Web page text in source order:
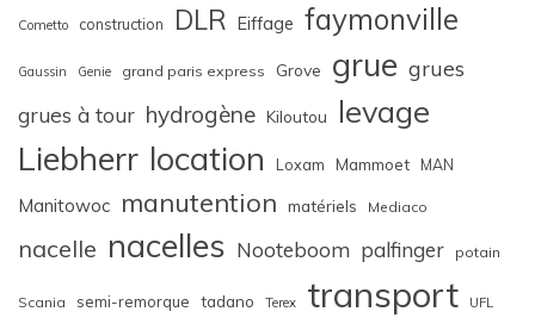
Cometto construction DLR Eiffage faymonville
Gaussin Genie grand paris express Grove grue grues
grues à tour hydrogène Kiloutou levage
Liebherr location Loxam Mammoet MAN
Manitowoc manutention matériels Mediaco
nacelle nacelles Nooteboom palfinger potain
Scania semi-remorque tadano Terex transport UFL